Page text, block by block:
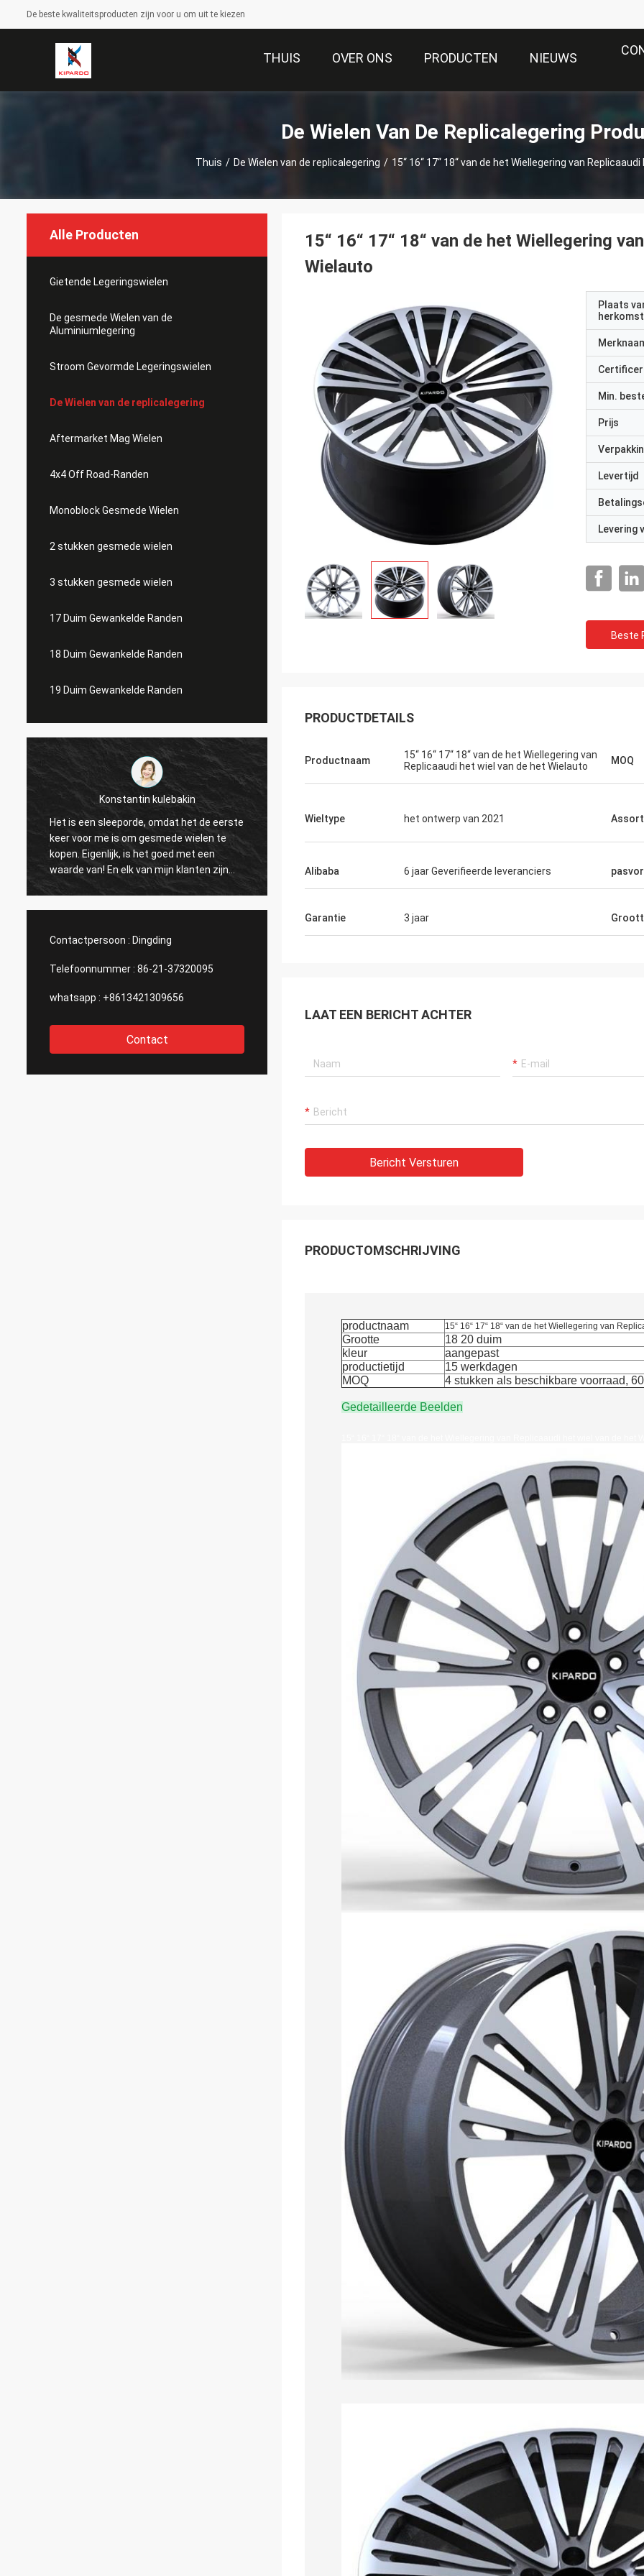
De beste kwaliteitsproducten zijn voor u om uit te kiezen
THUIS OVER ONS PRODUCTEN NIEUWS
De Wielen Van De Replicalegering
Thuis / De Wielen van de replicalegering / 15“ 16“ 17“ 18“ van de het Wiellegering van
Alle Producten
Gietende Legeringswielen
De gesmede Wielen van de
Aluminiumlegering
Stroom Gevormde Legeringswielen
De Wielen van de replicalegering
Aftermarket Mag Wielen
4x4 Off Road-Randen
Monoblock Gesmede Wielen
2 stukken gesmede wielen
3 stukken gesmede wielen
17 Duim Gewankelde Randen
18 Duim Gewankelde Randen
19 Duim Gewankelde Randen
Konstantin kulebakin
Het is een sleeporde, omdat het de eerste
keer voor me is om gesmede wielen te
kopen. Eigenlijk, is het goed met een
waarde van! En elk van mijn klanten zijn
tevredenstellen kwaliteit. Ik schaaf een
aardig ontwerp. dank u voor uw snelle
Contactpersoon : Dingding
Telefoonnummer : 86-21-37320095
whatsapp : +8613421309656
Contact
15“ 16“ 17“ 18“ van de het Wiellegering
Wielauto
Plaats
herkomst
Min.
Prijs
Levertijd
Levering
Beste
PRODUCTDETAILS
Productnaam
15“ 16“ 17“ 18“ van de het Wiellegering van
Replicaaudi het wiel van de het Wielauto
MOQ
Wieltype het ontwerp van 2021
Alibaba 6 jaar Geverifieerde leveranciers
Garantie 3 jaar
LAAT EEN BERICHT ACHTER
Bericht Versturen
PRODUCTOMSCHRIJVING
productnaam 15“ 16“ 17“ 18“ van de het Wiellegering van
Grootte
18 20 duim
kleur
aangepast
productietijd
15 werkdagen
MOQ
4 stukken als beschikbare voorraad,
Gedetailleerde Beelden